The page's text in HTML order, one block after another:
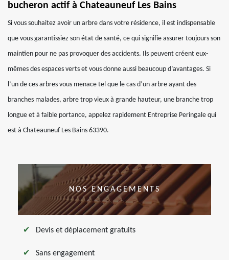
bucheron actif à Chateauneuf Les Bains
Si vous souhaitez avoir un arbre dans votre résidence, il est indispensable
que vous garantissiez son état de santé, ce qui signifie assurer toujours son
maintien pour ne pas provoquer des accidents. Ils peuvent créent eux-
mêmes des espaces verts et vous donne aussi beaucoup d’avantages. Si
l’un de ces arbres vous menace tel que le cas d’un arbre ayant des
branches malades, arbre trop vieux à grande hauteur, une branche trop
longue et à faible portance, appelez rapidement Entreprise Peringale qui
est à Chateauneuf Les Bains 63390.
NOS ENGAGEMENTS
Devis et déplacement gratuits
Sans engagement